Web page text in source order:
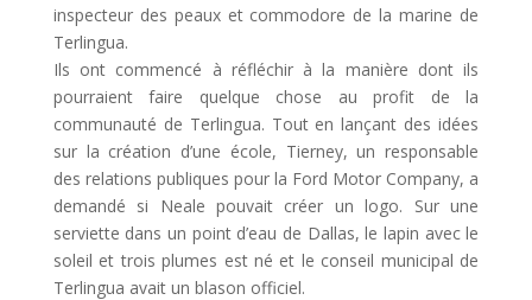
inspecteur des peaux et commodore de la marine de
Terlingua.
Ils ont commencé à réfléchir à la manière dont ils
pourraient faire quelque chose au profit de la
communauté de Terlingua. Tout en lançant des idées
sur la création d’une école, Tierney, un responsable
des relations publiques pour la Ford Motor Company, a
demandé si Neale pouvait créer un logo. Sur une
serviette dans un point d’eau de Dallas, le lapin avec le
soleil et trois plumes est né et le conseil municipal de
Terlingua avait un blason officiel.